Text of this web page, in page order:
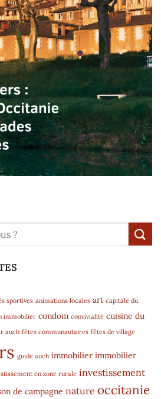
sportives animations locales art capitale du
immobilier condom convivialité cuisine du
auch fêtes communautaires fêtes de village
guide auch immobilier immobilier
en zone rurale investissement
de campagne nature occitanie